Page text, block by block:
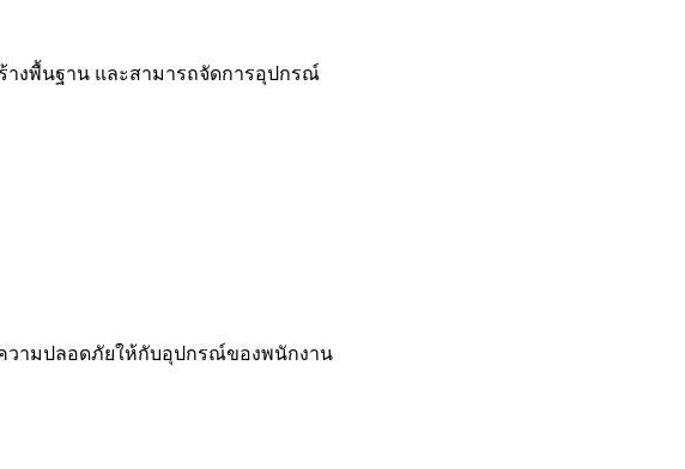
างพื้นฐาน และสามารถจัดการอุปกรณ์
ความปลอดภัยให้กับอุปกรณ์ของพนักงาน